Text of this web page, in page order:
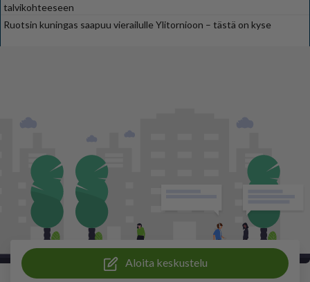
talvikohteeseen
Ruotsin kuningas saapuu vierailulle Ylitornioon – tästä on kyse
Aloita keskustelu